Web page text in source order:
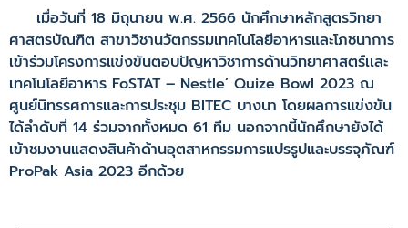
เมื่อวันที่ 18 มิถุนายน พ.ศ. 2566 นักศึกษาหลักสูตรวิทยา
ศาสตรบัณฑิต สาขาวิชานวัตกรรมเทคโนโลยีอาหารและโภชนาการ
เข้าร่วมโครงการแข่งขันตอบปัญหาวิชาการด้านวิทยาศาสตร์เเละ
เทคโนโลยีอาหาร FoSTAT – Nestle’ Quize Bowl 2023 ณ
ศูนย์นิทรรศการและการประชุม BITEC บางนา โดยผลการแข่งขัน
ได้ลำดับที่ 14 ร่วมจากทั้งหมด 61 ทีม นอกจากนี้นักศึกษายังได้
เข้าชมงานแสดงสินค้าด้านอุตสาหกรรมการแปรรูปและบรรจุภัณฑ์
ProPak Asia 2023 อีกด้วย